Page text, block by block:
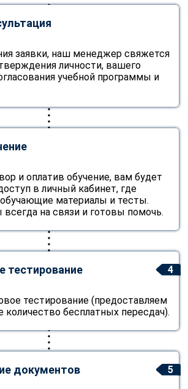
заявки, наш менеджер свяжется
личности, вашего
учебной программы и
и оплатив обучение, вам будет
в личный кабинет, где
материалы и тесты.
на связи и готовы помочь.
4
тестирование
тестирование (предоставляем
количество бесплатных пересдач).
5
документов